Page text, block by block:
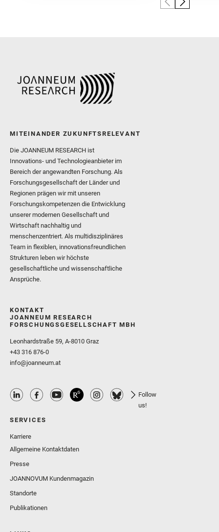
MITEINANDER ZUKUNFTSRELEVANT
Die JOANNEUM RESEARCH ist
Innovations- und Technologieanbieter im
Bereich der angewandten Forschung. Als
Forschungsgesellschaft der Länder und
Regionen prägen wir mit unseren
Forschungskompetenzen die Entwicklung
unserer modernen Gesellschaft und
Wirtschaft nachhaltig und
menschenzentriert. Als multidisziplinäres
Team in flexiblen, innovationsfreundlichen
Strukturen leben wir höchste
gesellschaftliche und wissenschaftliche
Ansprüche.
KONTAKT
JOANNEUM RESEARCH
FORSCHUNGSGESELLSCHAFT MBH
Leonhardstraße 59, A-8010 Graz
+43 316 876-0
info@joanneum.at
Follow
us!
SERVICES
Karriere
Allgemeine Kontaktdaten
Presse
JOANNOVUM Kundenmagazin
Standorte
Publikationen